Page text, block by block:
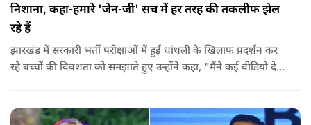
निशाना, कहा-हमारे 'जेन-जी' सच में हर तरह की तकलीफ झेल
रहे हैं
झारखंड में सरकारी भर्ती परीक्षाओं में हुई धांधली के खिलाफ प्रदर्शन कर
रहे बच्चों की विवशता को समझाते हुए उन्होंने कहा, "मैंने कई वीडियो देखे
यहां तक गंभीर हैं कि बच्चों के पास ऑनलाइन फूड नहीं जा पा रहा है. ऐसी